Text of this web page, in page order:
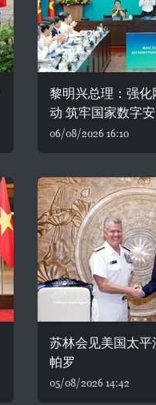
黎明兴总理：强
动 筑牢国家数字
06/08/2026 16:10
苏林会见美国太
帕罗
05/08/2026 14:42